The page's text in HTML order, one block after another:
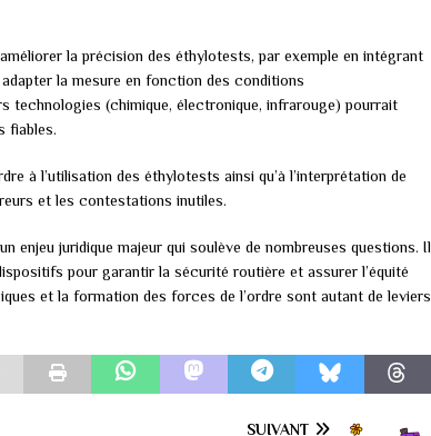
la précision des éthylotests, par exemple en intégrant
la mesure en fonction des conditions
technologies (chimique, électronique, infrarouge) pourrait
fiables.
à l’utilisation des éthylotests ainsi qu’à l’interprétation de
et les contestations inutiles.
enjeu juridique majeur qui soulève de nombreuses questions. Il
pour garantir la sécurité routière et assurer l’équité
et la formation des forces de l’ordre sont autant de leviers
SUIVANT